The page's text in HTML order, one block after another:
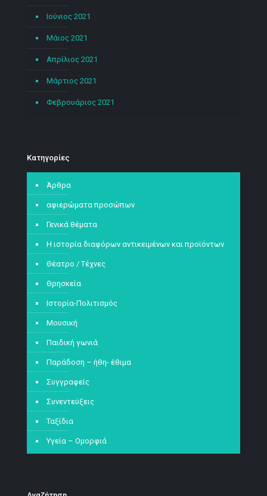
Ιούνιος 2021
Μάιος 2021
Απρίλιος 2021
Μάρτιος 2021
Φεβρουάριος 2021
Kατηγορίες
Άρθρα
αφιερώματα προσώπων
Γενικά θέματα
Η ιστορία διαφόρων αντικειμένων και προϊόντων
Θέατρο / Τέχνες
Θρησκεία
Ιστορία-Πολιτισμός
Μουσική
Παιδική γωνιά
Παράδοση – ήθη- έθιμα
Συγγραφείς
Συνεντεύξεις
Ταξίδια
Υγεία – Ομορφιά